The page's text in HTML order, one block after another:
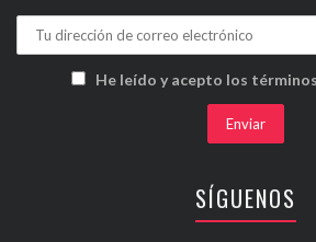
He leído y acepto los
SÍGUENOS